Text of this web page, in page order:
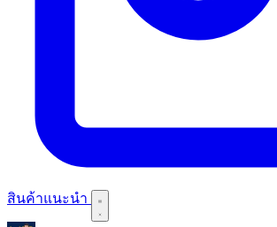
สินค้าแนะนำ